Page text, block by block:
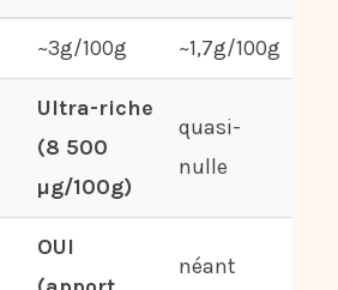
~3g/100g ~1,7g/100g
Ultra-riche
(8 500
µg/100g)
quasi-
nulle
OUI
néant